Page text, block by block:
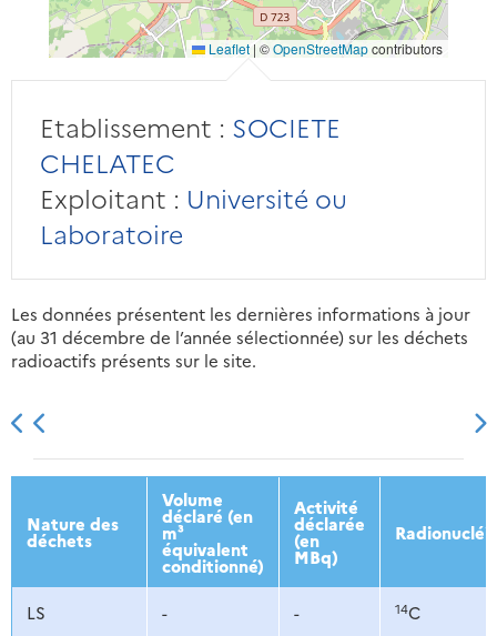
Leaflet | ©OpenStreetMapcontributors
Etablissement : SOCIETE
CHELATEC
Exploitant : Université ou
Laboratoire
Les données présentent les dernières informations à jour
(au 31 décembre de l’année sélectionnée) sur les déchets
radioactifs présents sur le site.
2013 2014 2015 2016
Nature des
déchets
Volume
déclaré (en
m³
équivalent
conditionné)
Activité
déclarée
(en
MBq)
LS - - 14C